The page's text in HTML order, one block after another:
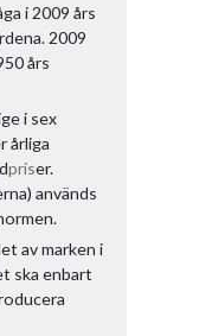
i 2009 års
2009
års
i sex
årliga
priser.
används
av marken i
ska enbart